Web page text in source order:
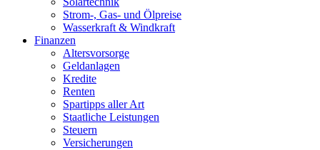
Strom-, Gas- und Ölpreise
Wasserkraft & Windkraft
Finanzen
Altersvorsorge
Geldanlagen
Kredite
Renten
Spartipps aller Art
Staatliche Leistungen
Steuern
Versicherungen